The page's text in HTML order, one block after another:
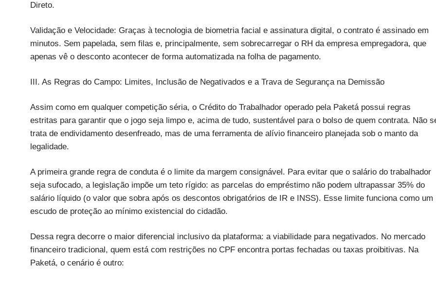
Direto.
Validação e Velocidade: Graças à tecnologia de biometria facial e assinatura digital, o contrato é assinado em
minutos. Sem papelada, sem filas e, principalmente, sem sobrecarregar o RH da empresa empregadora, que
apenas vê o desconto acontecer de forma automatizada na folha de pagamento.
III. As Regras do Campo: Limites, Inclusão de Negativados e a Trava de Segurança na Demissão
Assim como em qualquer competição séria, o Crédito do Trabalhador operado pela Paketá possui regras
estritas para garantir que o jogo seja limpo e, acima de tudo, sustentável para o bolso de quem contrata. Não
trata de endividamento desenfreado, mas de uma ferramenta de alívio financeiro planejada sob o manto da
legalidade.
A primeira grande regra de conduta é o limite da margem consignável. Para evitar que o salário do trabalhador
seja sufocado, a legislação impõe um teto rígido: as parcelas do empréstimo não podem ultrapassar 35% do
salário líquido (o valor que sobra após os descontos obrigatórios de IR e INSS). Esse limite funciona como um
escudo de proteção ao mínimo existencial do cidadão.
Dessa regra decorre o maior diferencial inclusivo da plataforma: a viabilidade para negativados. No mercado
financeiro tradicional, quem está com restrições no CPF encontra portas fechadas ou taxas proibitivas. Na
Paketá, o cenário é outro: